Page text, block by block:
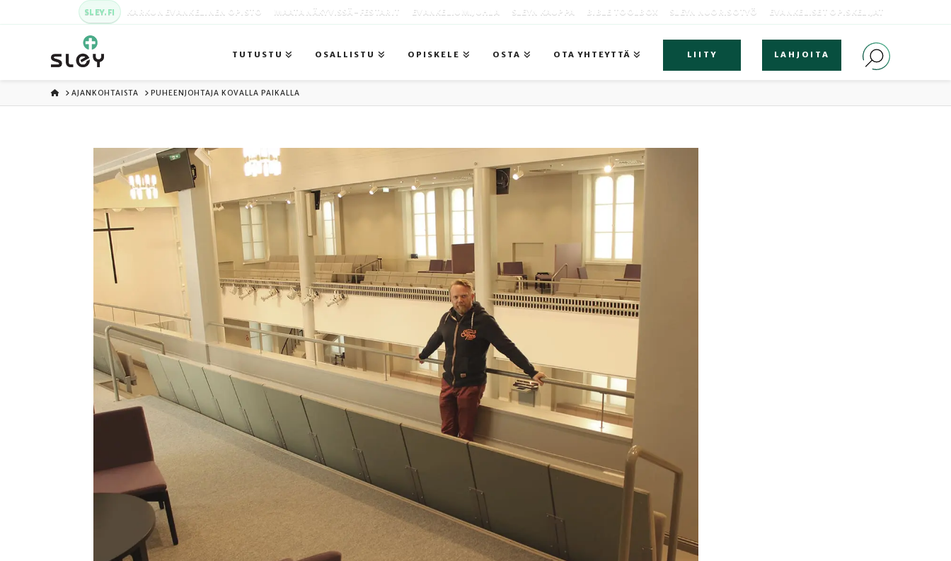
SLEY.FI KARKUN EVANKELINEN OPISTO MAATA NÄKYVISSÄ -FESTARIT EVANKELIUMIJUHLA SLEYN KAUPPA BIBLE TOOLBOX SLEYN NUORISOTYÖ EVANKELISET OPISKELIJAT
TUTUSTU OSALLISTU OPISKELE OSTA OTA YHTEYTTÄ LIITY LAHJOITA
ETUSIVU
AJANKOHTAISTA PUHEENJOHTAJA KOVALLA PAIKALLA